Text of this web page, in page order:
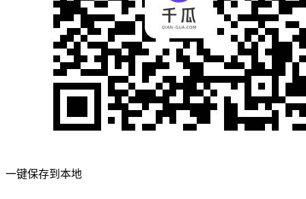
一键保存到本地